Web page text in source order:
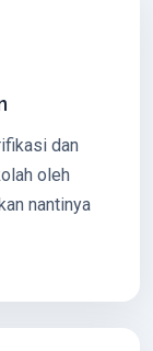
dan
oleh
nantinya